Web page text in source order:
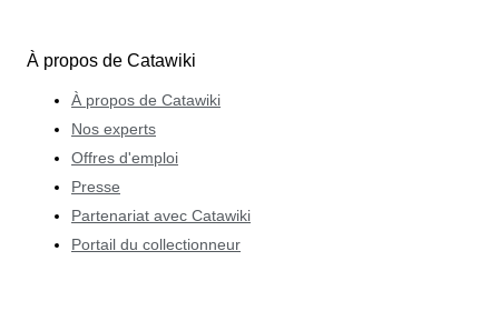
À propos de Catawiki
À propos de Catawiki
Nos experts
Offres d'emploi
Presse
Partenariat avec Catawiki
Portail du collectionneur